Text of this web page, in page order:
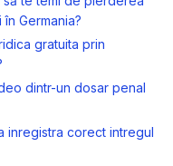
Germania?
gratuita prin
dintr-un dosar penal
inregistra corect intregul